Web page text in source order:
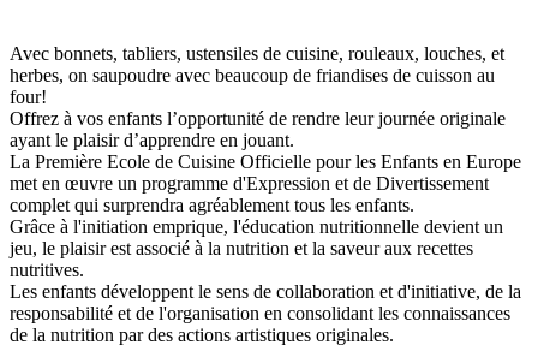
Avec bonnets, tabliers, ustensiles de cuisine, rouleaux, louches, et
herbes, on saupoudre avec beaucoup de friandises de cuisson au
four!
Offrez à vos enfants l’opportunité de rendre leur journée originale
ayant le plaisir d’apprendre en jouant.
La Première Ecole de Cuisine Officielle pour les Enfants en Europe
met en œuvre un programme d'Expression et de Divertissement
complet qui surprendra agréablement tous les enfants.
Grâce à l'initiation emprique, l'éducation nutritionnelle devient un
jeu, le plaisir est associé à la nutrition et la saveur aux recettes
nutritives.
Les enfants développent le sens de collaboration et d'initiative, de la
responsabilité et de l'organisation en consolidant les connaissances
de la nutrition par des actions artistiques originales.